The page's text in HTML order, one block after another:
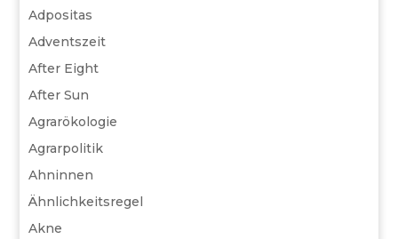
Adpositas
Adventszeit
After Eight
After Sun
Agrarökologie
Agrarpolitik
Ahninnen
Ähnlichkeitsregel
Akne